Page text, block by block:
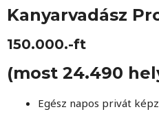
Kanyarvadász
150.000.-ft
(most 24.490
Egész napos privát